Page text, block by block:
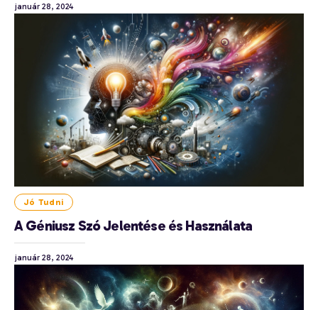
január 28, 2024
Jó Tudni
A Géniusz Szó Jelentése és Használata
január 28, 2024